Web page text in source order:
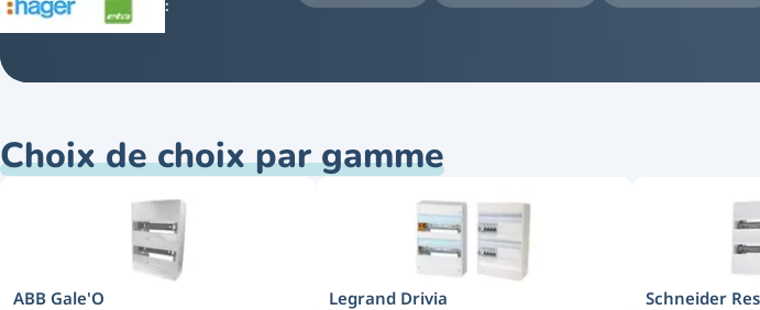
:
Choix de choix par gamme
ABB Gale'O Legrand Drivia Schneider